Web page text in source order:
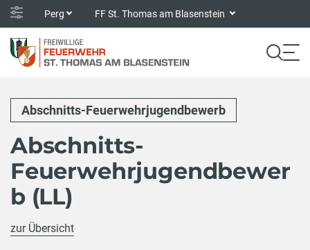
Perg FF St. Thomas am Blasenstein
Abschnitts-Feuerwehrjugendbewerb
Abschnitts-
Feuerwehrjugendbewer
b (LL)
zur Übersicht